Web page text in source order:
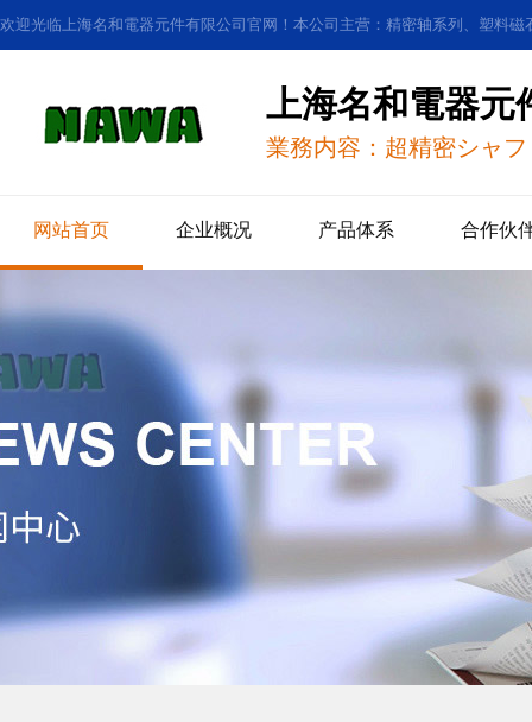
欢迎光临上海名和電器元件有限公司官网！本公司主营：精密轴系列、塑料磁
上海名和電器元
業務内容：超精密シャ
网站首页 企业概况 产品体系 合作伙